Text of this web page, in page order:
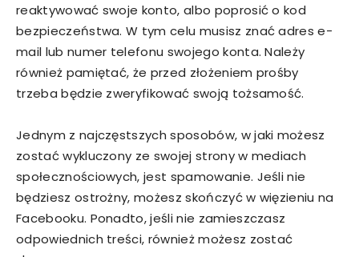
reaktywować swoje konto, albo poprosić o kod
bezpieczeństwa. W tym celu musisz znać adres e-
mail lub numer telefonu swojego konta. Należy
również pamiętać, że przed złożeniem prośby
trzeba będzie zweryfikować swoją tożsamość.
Jednym z najczęstszych sposobów, w jaki możesz
zostać wykluczony ze swojej strony w mediach
społecznościowych, jest spamowanie. Jeśli nie
będziesz ostrożny, możesz skończyć w więzieniu na
Facebooku. Ponadto, jeśli nie zamieszczasz
odpowiednich treści, również możesz zostać